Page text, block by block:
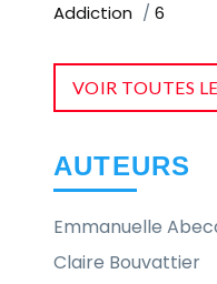
Addiction
6
VOIR TOUTES
AUTEURS
Emmanuelle
Claire Bouvattier